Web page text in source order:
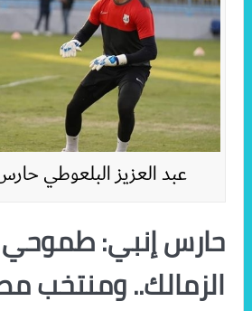
عبد العزيز البلعوطي
حارس إنبي: طموحي
الزمالك.. ومنتخب